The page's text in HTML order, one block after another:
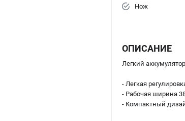
Нож
ОПИСАНИЕ
Легкий
- Легкая
- Рабочая ширина
- Компактный